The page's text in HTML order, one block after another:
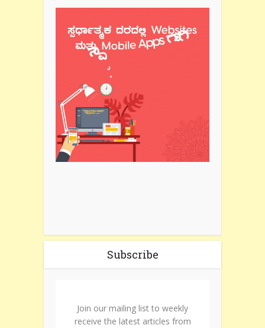
Subscribe
Join our mailing list to weekly
receive the latest articles from